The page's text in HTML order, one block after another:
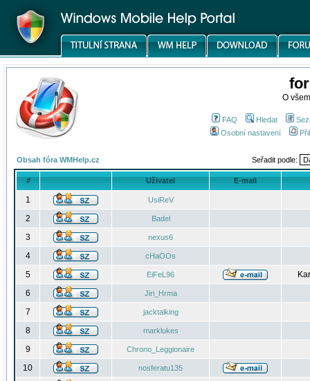
O
FAQ Hledat
Osobní nastavení
Obsah fóra WMHelp.cz Seřadit podle:
# Uživatel E-mail
1 UsiReV
2 Badel
3 nexus6
4 cHaOOs
5 EiFeL96
6
Jiri_Hrma
7 jacktalking
8 marklukes
9 Chrono_Leggionaire
10 nosferatu135